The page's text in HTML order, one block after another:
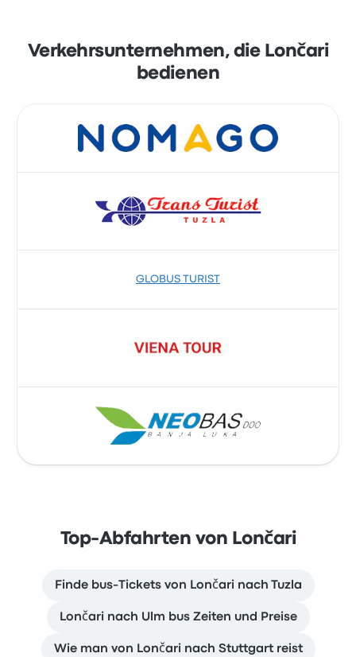
Verkehrsunternehmen, die Lončari
bedienen
GLOBUS TURIST
Top-Abfahrten von Lončari
Finde bus-Tickets von Lončari nach Tuzla
Lončari nach Ulm bus Zeiten und Preise
Wie man von Lončari nach Stuttgart reist